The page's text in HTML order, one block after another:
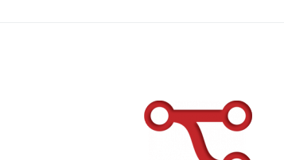
obtener cobertura mundial mediante cualquier
RS-485 y
para conectar con muchos dispositivos